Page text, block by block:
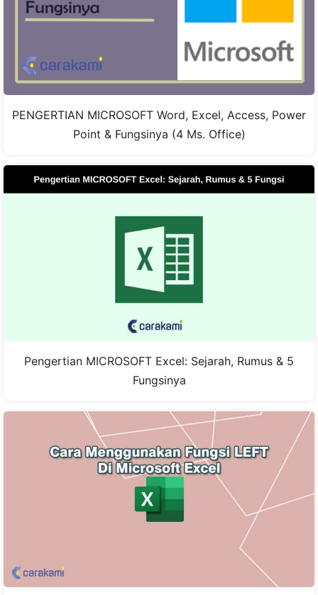
PENGERTIAN MICROSOFT Word, Excel, Access, Power
Point & Fungsinya (4 Ms. Office)
Pengertian MICROSOFT Excel: Sejarah, Rumus & 5
Fungsinya